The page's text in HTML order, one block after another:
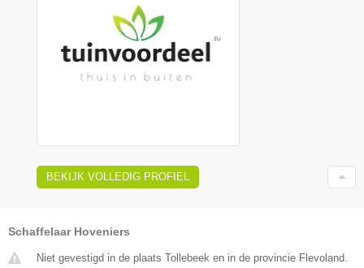
BEKIJK VOLLEDIG PROFIEL
Schaffelaar Hoveniers
Niet gevestigd in de plaats Tollebeek en in de provincie Flevoland.